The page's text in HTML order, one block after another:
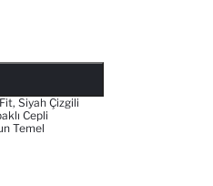
Siyah Çizgili
Cepli
Temel